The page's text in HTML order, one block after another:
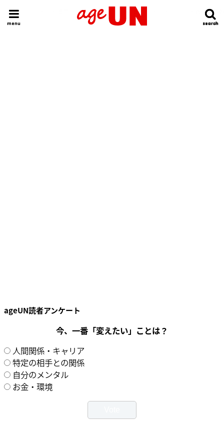
search
search
menu
HOME 今日の運勢ランキング 明日の運勢ランキング 今週の運勢
ageUN読者アンケート
今、一番「変えたい」ことは？
人間関係・キャリア
特定の相手との関係
自分のメンタル
お金・環境